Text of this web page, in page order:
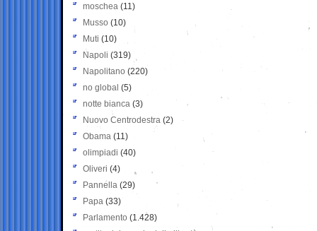
moschea (11)
Musso (10)
Muti (10)
Napoli (319)
Napolitano (220)
no global (5)
notte bianca (3)
Nuovo Centrodestra (2)
Obama (11)
olimpiadi (40)
Oliveri (4)
Pannella (29)
Papa (33)
Parlamento (1.428)